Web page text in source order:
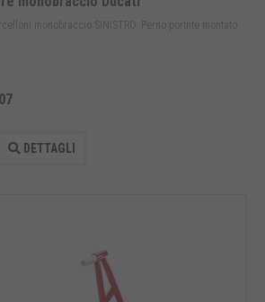
monobraccio SINISTRO. Perno portnte montato
DETTAGLI